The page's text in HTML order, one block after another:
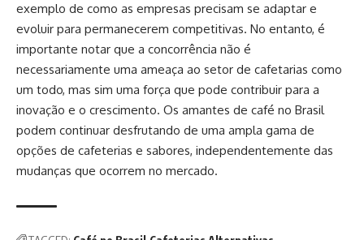
exemplo de como as empresas precisam se adaptar e
evoluir para permanecerem competitivas. No entanto, é
importante notar que a concorrência não é
necessariamente uma ameaça ao setor de cafetarias como
um todo, mas sim uma força que pode contribuir para a
inovação e o crescimento. Os amantes de café no Brasil
podem continuar desfrutando de uma ampla gama de
opções de cafeterias e sabores, independentemente das
mudanças que ocorrem no mercado.